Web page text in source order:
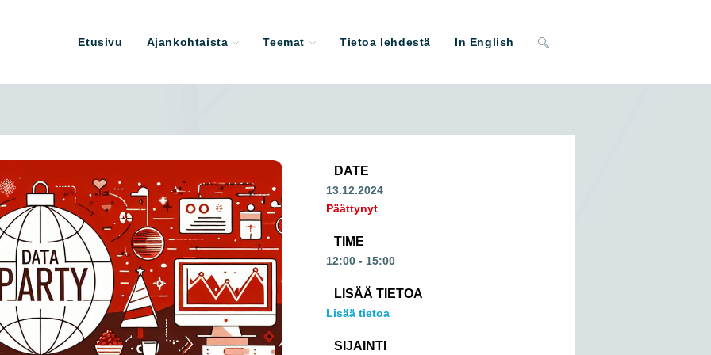
Etusivu Ajankohtaista Teemat Tietoa lehdestä In English Toggle
DATE
13.12.2024
Päättynyt
TIME
12:00 - 15:00
LISÄÄ TIETOA
Lisää tietoa
SIJAINTI